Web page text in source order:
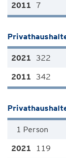
7
322
342
1 Person
119